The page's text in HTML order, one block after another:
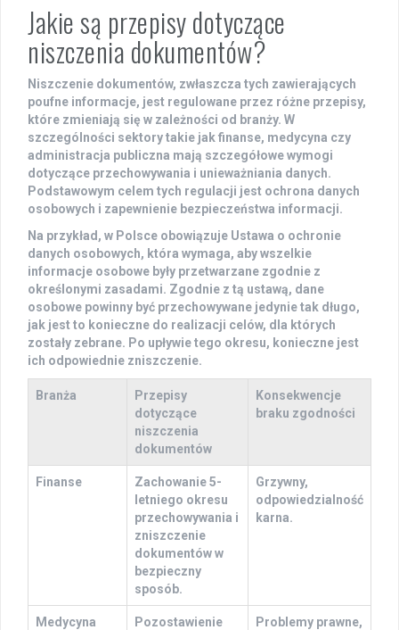
Jakie są przepisy dotyczące
niszczenia dokumentów?
Niszczenie dokumentów, zwłaszcza tych zawierających
poufne informacje, jest regulowane przez różne przepisy,
które zmieniają się w zależności od branży. W
szczególności sektory takie jakfinanse, medycyna czy
administracja publiczna mają szczegółowe wymogi
dotyczące przechowywania i unieważniania danych.
Podstawowym celem tych regulacji jest ochrona danych
osobowych i zapewnienie bezpieczeństwa informacji.
Na przykład, w Polsce obowiązuje Ustawa o ochronie
danych osobowych, która wymaga, aby wszelkie
informacje osobowe były przetwarzane zgodnie z
określonymi zasadami. Zgodnie z tą ustawą, dane
osobowe powinny być przechowywane jedynie tak długo,
jak jest to konieczne do realizacji celów, dla których
zostały zebrane. Po upływie tego okresu, konieczne jest
ich odpowiednie zniszczenie.
Branża
Przepisy
dotyczące
niszczenia
dokumentów
Konsekwencje
braku zgodności
Finanse
Zachowanie 5-
letniego okresu
przechowywania i
zniszczenie
dokumentów w
bezpieczny
sposób.
Grzywny,
odpowiedzialność
karna.
Medycyna
Pozostawienie
Problemy prawne,